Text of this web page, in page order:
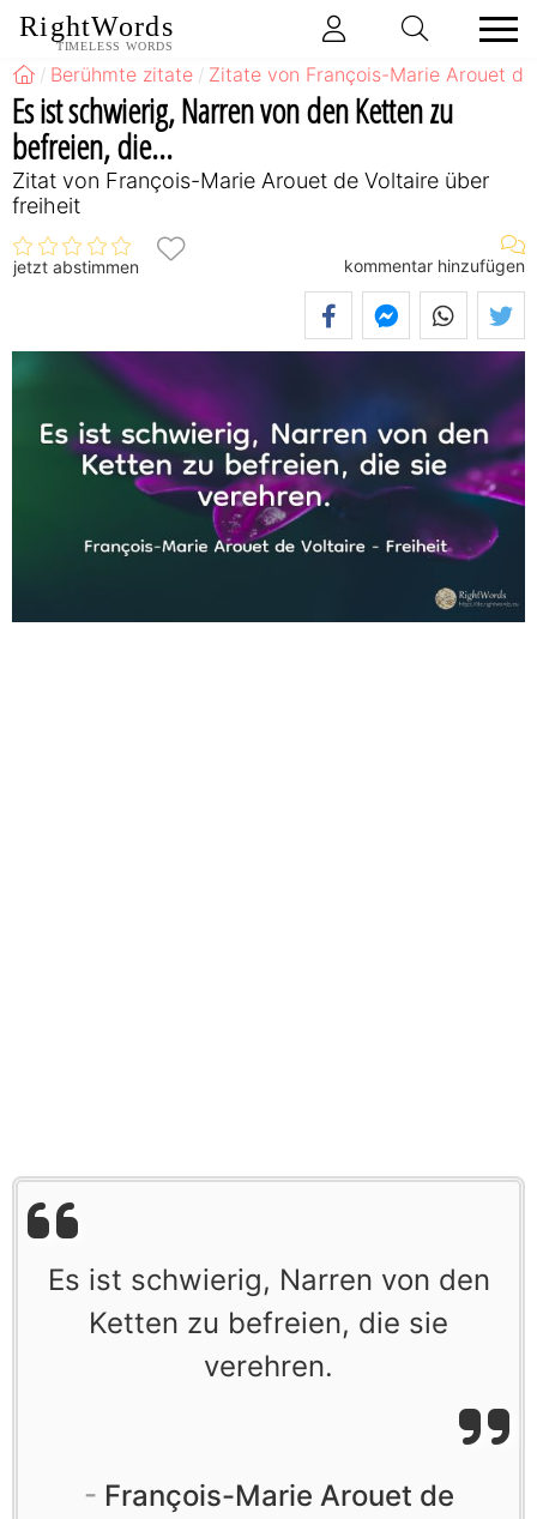
RightWords
TIMELESS WORDS
Berühmte zitate Zitate von François-Marie Arouet
Es ist schwierig, Narren von den Ketten zu
befreien, die...
Zitat von François-Marie Arouet de Voltaire über
freiheit
jetzt abstimmen kommentar hinzufügen
Es ist schwierig, Narren von den
Ketten zu befreien, die sie
verehren.
François-Marie Arouet de